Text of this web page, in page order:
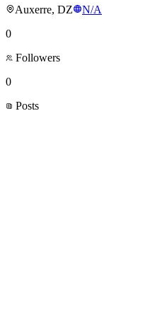
Auxerre, DZ
N/A
0
Followers
0
Posts